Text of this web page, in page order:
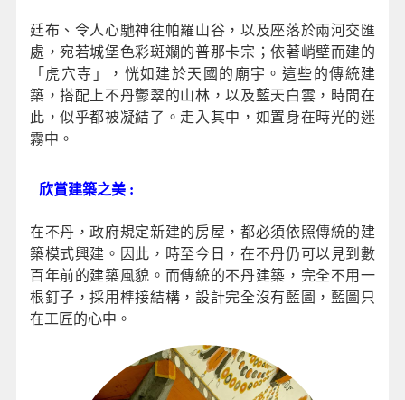
廷布、令人心馳神往帕羅山谷，以及座落於兩河交匯
處，宛若城堡色彩斑斕的普那卡宗；依著峭壁而建的
「虎穴寺」，恍如建於天國的廟宇。這些的傳統建
築，搭配上不丹鬱翠的山林，以及藍天白雲，時間在
此，似乎都被凝結了。走入其中，如置身在時光的迷
霧中。
欣賞建築之美 :
在不丹，政府規定新建的房屋，都必須依照傳統的建
築模式興建。因此，時至今日，在不丹仍可以見到數
百年前的建築風貌。而傳統的不丹建築，完全不用一
根釘子，採用榫接結構，設計完全沒有藍圖，藍圖只
在工匠的心中。